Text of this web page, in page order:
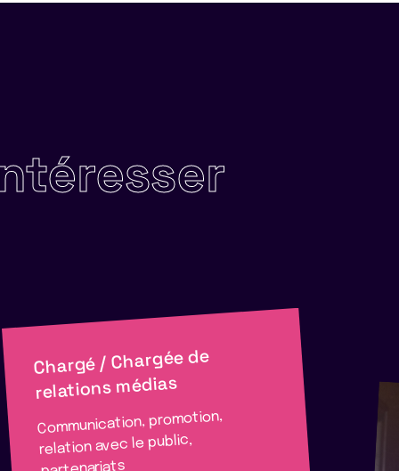
Chargé / Chargée de
relations médias
Communication, promotion,
relation avec le public,